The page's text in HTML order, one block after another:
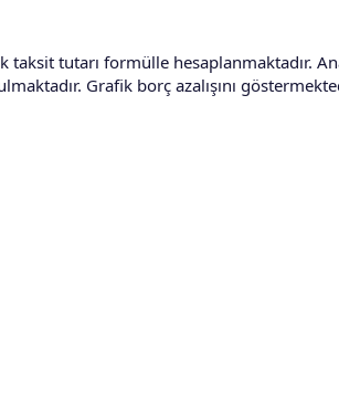
tutarı formülle hesaplanmaktadır.
Grafik borç azalışını